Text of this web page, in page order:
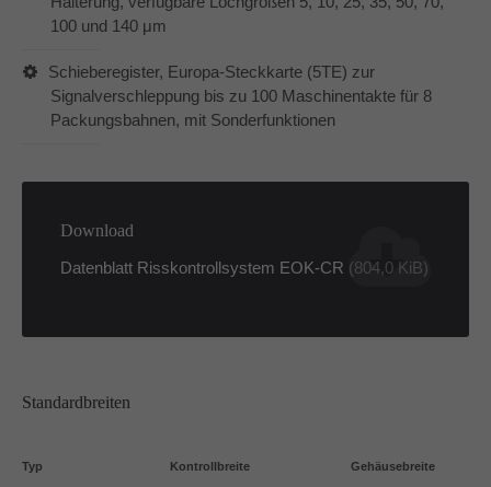
100 und 140 μm
Schieberegister, Europa-Steckkarte (5TE) zur
Signalverschleppung bis zu 100 Maschinentakte für 8
Packungsbahnen, mit Sonderfunktionen
Download
Datenblatt Risskontrollsystem EOK-CR (804,0 KiB)
Standardbreiten
Typ Kontrollbreite Gehäusebreite